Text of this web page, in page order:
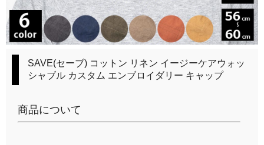
SAVE(セーブ) コットン リネン イージーケアウォッ
シャブル カスタム エンブロイダリー キャップ
商品について